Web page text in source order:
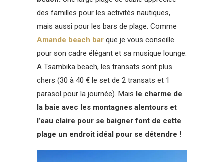
des familles pour les activités nautiques,
mais aussi pour les bars de plage. Comme
Amande beach bar que je vous conseille
pour son cadre élégant et sa musique lounge.
A Tsambika beach, les transats sont plus
chers (30 à 40 € le set de 2 transats et 1
parasol pour la journée). Mais le charme de
la baie avec les montagnes alentours et
l’eau claire pour se baigner font de cette
plage un endroit idéal pour se détendre !